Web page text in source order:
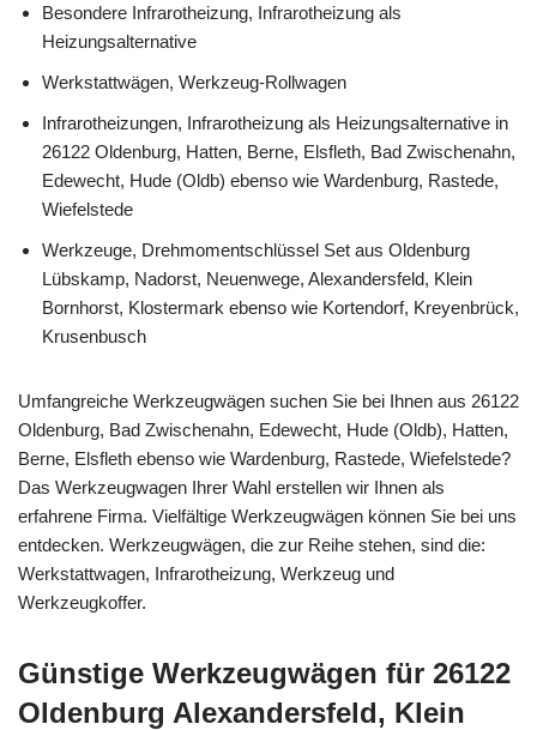
Besondere Infrarotheizung, Infrarotheizung als
Heizungsalternative
Werkstattwägen, Werkzeug-Rollwagen
Infrarotheizungen, Infrarotheizung als Heizungsalternative in
26122 Oldenburg, Hatten, Berne, Elsfleth, Bad Zwischenahn,
Edewecht, Hude (Oldb) ebenso wie Wardenburg, Rastede,
Wiefelstede
Werkzeuge, Drehmomentschlüssel Set aus Oldenburg
Lübskamp, Nadorst, Neuenwege, Alexandersfeld, Klein
Bornhorst, Klostermark ebenso wie Kortendorf, Kreyenbrück,
Krusenbusch
Umfangreiche Werkzeugwägen suchen Sie bei Ihnen aus 26122
Oldenburg, Bad Zwischenahn, Edewecht, Hude (Oldb), Hatten,
Berne, Elsfleth ebenso wie Wardenburg, Rastede, Wiefelstede?
Das Werkzeugwagen Ihrer Wahl erstellen wir Ihnen als
erfahrene Firma. Vielfältige Werkzeugwägen können Sie bei uns
entdecken. Werkzeugwägen, die zur Reihe stehen, sind die:
Werkstattwagen, Infrarotheizung, Werkzeug und
Werkzeugkoffer.
Günstige Werkzeugwägen für 26122
Oldenburg Alexandersfeld, Klein